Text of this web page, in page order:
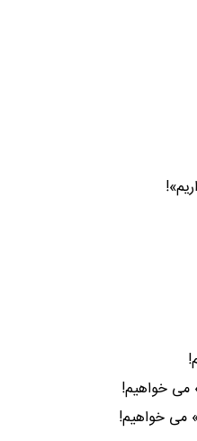
می خواهیم!
می خواهیم!